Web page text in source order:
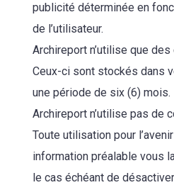
publicité déterminée en
de l’utilisateur.
Archireport n’utilise que
Ceux-ci sont stockés dans
une période de six (6) mois.
Archireport n’utilise pas de
Toute utilisation pour l’avenir
information préalable vous
le cas échéant de